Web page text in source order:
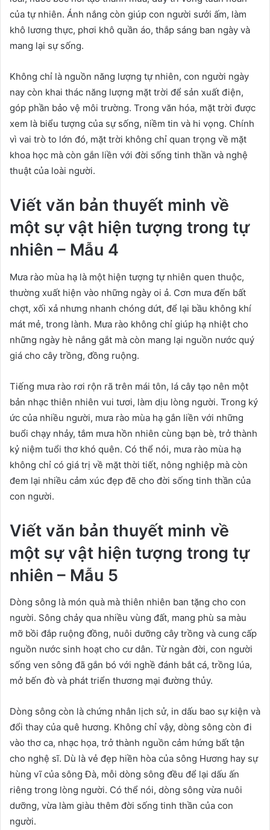
của tự nhiên. Ánh nắng còn giúp con người sưởi ấm, làm
khô lương thực, phơi khô quần áo, thắp sáng ban ngày và
mang lại sự sống.
Không chỉ là nguồn năng lượng tự nhiên, con người ngày
nay còn khai thác năng lượng mặt trời để sản xuất điện,
góp phần bảo vệ môi trường. Trong văn hóa, mặt trời được
xem là biểu tượng của sự sống, niềm tin và hi vọng. Chính
vì vai trò to lớn đó, mặt trời không chỉ quan trọng về mặt
khoa học mà còn gắn liền với đời sống tinh thần và nghệ
thuật của loài người.
Viết văn bản thuyết minh về
một sự vật hiện tượng trong tự
nhiên – Mẫu 4
Mưa rào mùa hạ là một hiện tượng tự nhiên quen thuộc,
thường xuất hiện vào những ngày oi ả. Cơn mưa đến bất
chợt, xối xả nhưng nhanh chóng dứt, để lại bầu không khí
mát mẻ, trong lành. Mưa rào không chỉ giúp hạ nhiệt cho
những ngày hè nắng gắt mà còn mang lại nguồn nước quý
giá cho cây trồng, đồng ruộng.
Tiếng mưa rào rơi rộn rã trên mái tôn, lá cây tạo nên một
bản nhạc thiên nhiên vui tươi, làm dịu lòng người. Trong ký
ức của nhiều người, mưa rào mùa hạ gắn liền với những
buổi chạy nhảy, tắm mưa hồn nhiên cùng bạn bè, trở thành
kỷ niệm tuổi thơ khó quên. Có thể nói, mưa rào mùa hạ
không chỉ có giá trị về mặt thời tiết, nông nghiệp mà còn
đem lại nhiều cảm xúc đẹp đẽ cho đời sống tinh thần của
con người.
Viết văn bản thuyết minh về
một sự vật hiện tượng trong tự
nhiên – Mẫu 5
Dòng sông là món quà mà thiên nhiên ban tặng cho con
người. Sông chảy qua nhiều vùng đất, mang phù sa màu
mỡ bồi đắp ruộng đồng, nuôi dưỡng cây trồng và cung cấp
nguồn nước sinh hoạt cho cư dân. Từ ngàn đời, con người
sống ven sông đã gắn bó với nghề đánh bắt cá, trồng lúa,
mở bến đò và phát triển thương mại đường thủy.
Dòng sông còn là chứng nhân lịch sử, in dấu bao sự kiện và
đổi thay của quê hương. Không chỉ vậy, dòng sông còn đi
vào thơ ca, nhạc họa, trở thành nguồn cảm hứng bất tận
cho nghệ sĩ. Dù là vẻ đẹp hiền hòa của sông Hương hay sự
hùng vĩ của sông Đà, mỗi dòng sông đều để lại dấu ấn
riêng trong lòng người. Có thể nói, dòng sông vừa nuôi
dưỡng, vừa làm giàu thêm đời sống tinh thần của con
người.